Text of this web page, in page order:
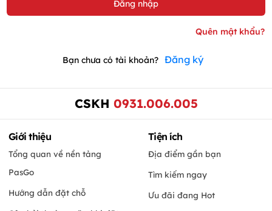
Bạn chưa có tài khoản? Đăng ký
CSKH 0931.006.005
Giới thiệu
Tổng quan về nền tảng
PasGo
Hướng dẫn đặt chỗ
Tiện ích
Địa điểm gần bạn
Tìm kiếm ngay
Ưu đãi đang Hot